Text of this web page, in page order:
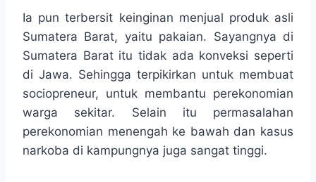
Ia pun terbersit keinginan menjual produk asli
Sumatera Barat, yaitu pakaian. Sayangnya di
Sumatera Barat itu tidak ada konveksi seperti
di Jawa. Sehingga terpikirkan untuk membuat
sociopreneur, untuk membantu perekonomian
warga sekitar. Selain itu permasalahan
perekonomian menengah ke bawah dan kasus
narkoba di kampungnya juga sangat tinggi.